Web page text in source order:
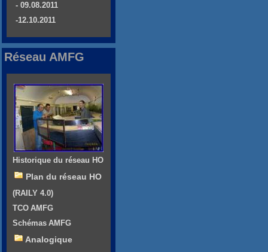
- 09.08.2011
-12.10.2011
Réseau AMFG
Historique du réseau HO
Plan du réseau HO
(RAILY 4.0)
TCO AMFG
Schémas AMFG
Analogique